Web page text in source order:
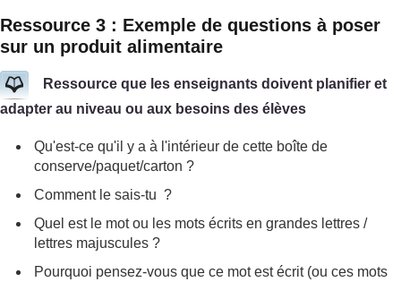
Ressource 3 : Exemple de questions à poser
sur un produit alimentaire
Ressource que les enseignants doivent planifier et
adapter au niveau ou aux besoins des élèves
Qu'est-ce qu'il y a à l'intérieur de cette boîte de
conserve/paquet/carton ?
Comment le sais-tu ?
Quel est le mot ou les mots écrits en grandes lettres /
lettres majuscules ?
Pourquoi pensez-vous que ce mot est écrit (ou ces mots